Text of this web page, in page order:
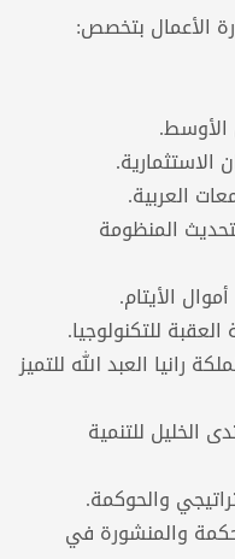
الأعمال بتخصص:
المنظومة
رانيا العبد الله للتميز
الخليل للتنمية
والحوكمة.
والمنشورة في